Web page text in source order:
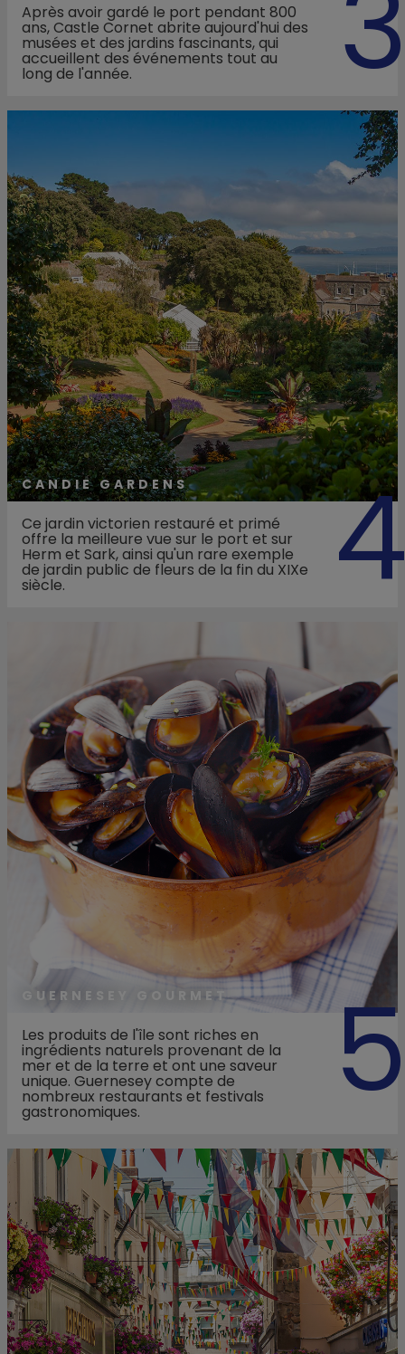
Après avoir gardé le port pendant 800
ans, Castle Cornet abrite aujourd'hui des
musées et des jardins fascinants, qui
accueillent des événements tout au
long de l'année.
CANDIE GARDENS
Ce jardin victorien restauré et primé
offre la meilleure vue sur le port et sur
Herm et Sark, ainsi qu'un rare exemple
de jardin public de fleurs de la fin du XIXe
siècle.
GUERNESEY GOURMET
Les produits de l'île sont riches en
ingrédients naturels provenant de la
mer et de la terre et ont une saveur
unique. Guernesey compte de
nombreux restaurants et festivals
gastronomiques.